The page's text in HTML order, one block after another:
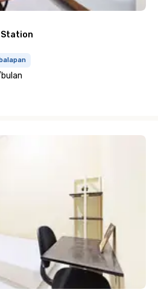
Station
bulan